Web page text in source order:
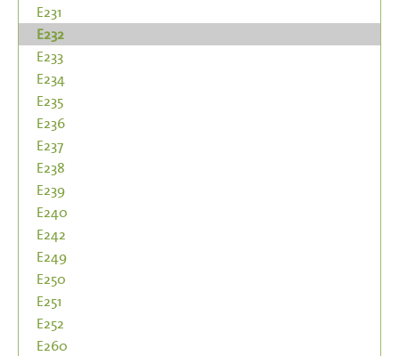
E231
E232
E233
E234
E235
E236
E237
E238
E239
E240
E242
E249
E250
E251
E252
E260